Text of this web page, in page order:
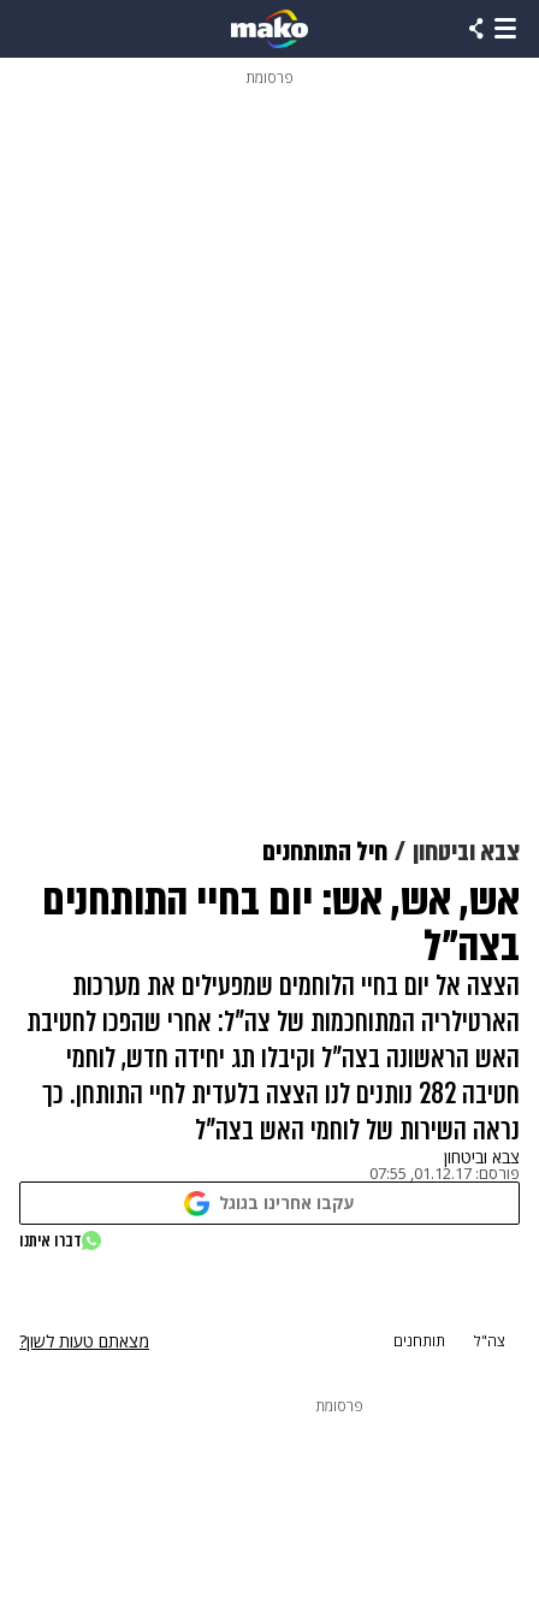
פרסומת
צבא וביטחון חיל התותחנים
אש, אש, אש: יום בחיי התותחנים
בצה"ל
הצצה אל יום בחיי הלוחמים שמפעילים את מערכות
הארטילריה המתוחכמות של צה"ל: אחרי שהפכו לחטיבת
האש הראשונה בצה"ל וקיבלו תג יחידה חדש, לוחמי
חטיבה 282 נותנים לנו הצצה בלעדית לחיי התותחן. כך
נראה השירות של לוחמי האש בצה"ל
צבא וביטחון
פורסם: 01.12.17, 07:55
עקבו אחרינו בגוגל
נתקלנו בבעיה
דברו איתנו
צה"ל תותחנים מצאתם טעות לשון?
פרסומת